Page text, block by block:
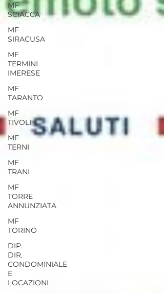
MF
SCIACCA
MF
SIRACUSA
MF
TERMINI
IMERESE
MF
TARANTO
MF
TIVOLI
MF
TERNI
MF
TRANI
MF
TORRE
ANNUNZIATA
MF
TORINO
DIP.
DIR.
CONDOMINIALE
E
LOCAZIONI